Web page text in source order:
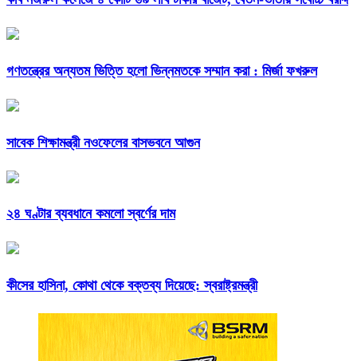
গণতন্ত্রের অন্যতম ভিত্তি হলো ভিন্নমতকে সম্মান করা : মির্জা ফখরুল
সাবেক শিক্ষামন্ত্রী নওফেলের বাসভবনে আগুন
২৪ ঘণ্টার ব্যবধানে কমলো স্বর্ণের দাম
কীসের হাসিনা, কোথা থেকে বক্তব্য দিয়েছে: স্বরাষ্ট্রমন্ত্রী